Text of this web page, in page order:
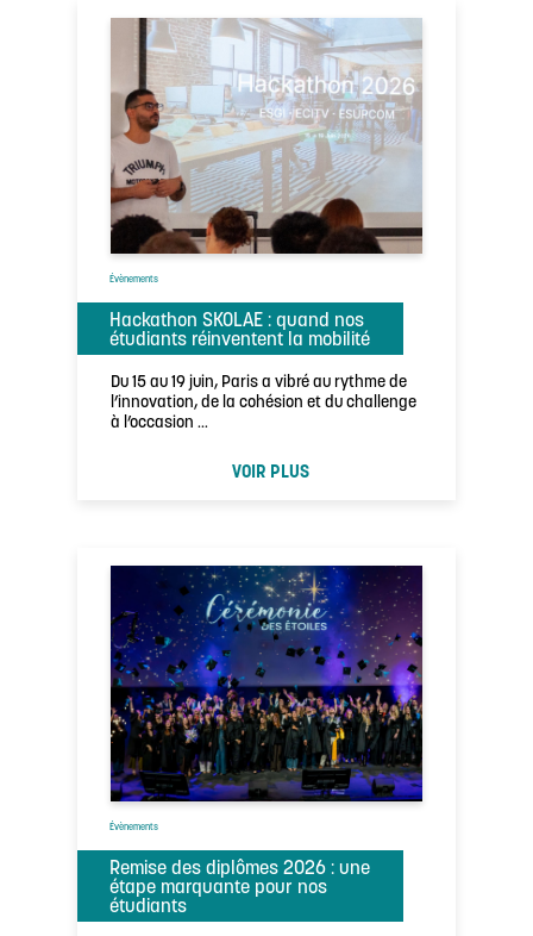
Évènements
Hackathon SKOLAE : quand nos
étudiants réinventent la mobilité
Du 15 au 19 juin, Paris a vibré au rythme de
l’innovation, de la cohésion et du challenge
à l’occasion …
VOIR PLUS
Évènements
Remise des diplômes 2026 : une
étape marquante pour nos
étudiants